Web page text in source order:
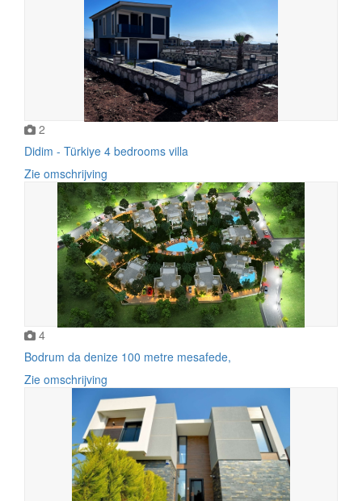
2
Didim - Türkiye 4 bedrooms villa
Zie omschrijving
4
Bodrum da denize 100 metre mesafede,
Zie omschrijving